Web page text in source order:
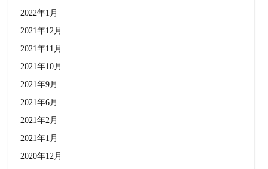
2022年1月
2021年12月
2021年11月
2021年10月
2021年9月
2021年6月
2021年2月
2021年1月
2020年12月